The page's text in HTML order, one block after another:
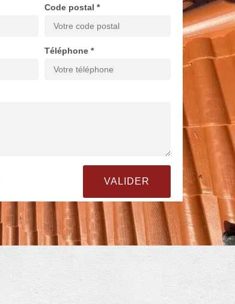
Code postal *
Téléphone *